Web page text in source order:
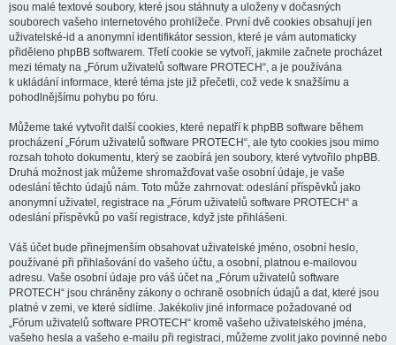
jsou malé textové soubory, které jsou stáhnuty a uloženy v dočasných
souborech vašeho internetového prohlížeče. První dvě cookies obsahují jen
uživatelské-id a anonymní identifikátor session, které je vám automaticky
přiděleno phpBB softwarem. Třetí cookie se vytvoří, jakmile začnete procházet
mezi tématy na „Fórum uživatelů software PROTECH“, a je používána
k ukládání informace, které téma jste již přečetli, což vede k snažšímu a
pohodlnějšímu pohybu po fóru.
Můžeme také vytvořit další cookies, které nepatří k phpBB software během
procházení „Fórum uživatelů software PROTECH“, ale tyto cookies jsou mimo
rozsah tohoto dokumentu, který se zaobírá jen soubory, které vytvořilo phpBB.
Druhá možnost jak můžeme shromažďovat vaše osobní údaje, je vaše
odeslání těchto údajů nám. Toto může zahrnovat: odeslání příspěvků jako
anonymní uživatel, registrace na „Fórum uživatelů software PROTECH“ a
odeslání příspěvků po vaší registrace, když jste přihlášeni.
Váš účet bude přinejmenším obsahovat uživatelské jméno, osobní heslo,
používané při přihlašování do vašeho účtu, a osobní, platnou e-mailovou
adresu. Vaše osobní údaje pro váš účet na „Fórum uživatelů software
PROTECH“ jsou chráněny zákony o ochraně osobních údajů a dat, které jsou
platné v zemi, ve které sídlíme. Jakékoliv jiné informace požadované od
„Fórum uživatelů software PROTECH“ kromě vašeho uživatelského jména,
vašeho hesla a vašeho e-mailu při registraci, můžeme zvolit jako povinné nebo